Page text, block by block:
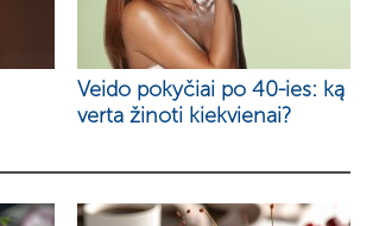
Veido pokyčiai po 40-ies: ką
verta žinoti kiekvienai?